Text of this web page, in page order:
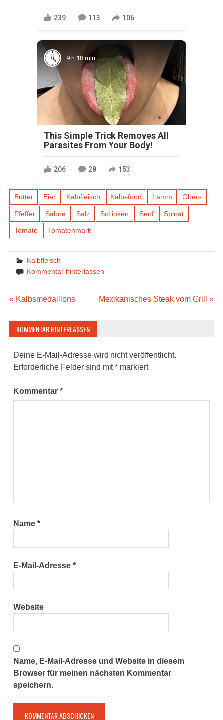
239 113 106
9 h 18 min
This Simple Trick Removes All
Parasites From Your Body!
206 28 153
Butter Eier Kalbfleisch Kalbsfond Lamm Obers
Pfeffer Sahne Salz Schinken Senf Spinat
Tomate Tomatenmark
Kalbfleisch
Kommentar hinterlassen
Beitragsnavigation
« Kalbsmedaillons Mexikanisches Steak vom Grill »
KOMMENTAR HINTERLASSEN
Deine E-Mail-Adresse wird nicht veröffentlicht.
Erforderliche Felder sind mit* markiert
Kommentar*
Name*
E-Mail-Adresse*
Website
Name, E-Mail-Adresse und Website in diesem
Browser für meinen nächsten Kommentar
speichern.